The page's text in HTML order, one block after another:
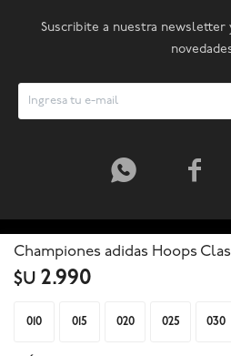
Championes adidas Hoops
$U 2.990
010 015 020 025 030
Suscribite a nuestra
 